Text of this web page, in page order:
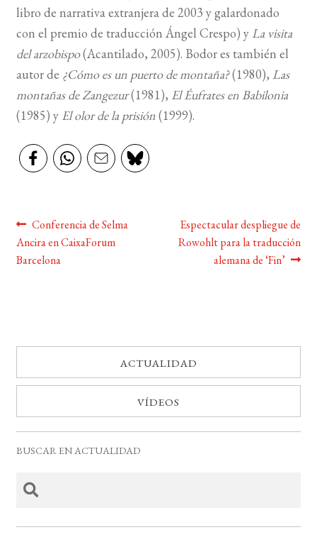
libro de narrativa extranjera de 2003 y galardonado
con el premio de traducción Ángel Crespo) y La visita
del arzobispo(Acantilado, 2005). Bodor es también el
autor de ¿Cómo es un puerto de montaña?(1980), Las
montañas de Zangezur(1981), El Éufrates en Babilonia
(1985) y El olor de la prisión(1999).
Navegación
de
Anterior:
Conferencia de Selma
Ancira en CaixaForum
Barcelona
Siguiente:
Espectacular despliegue de
Rowohlt para la traducción
alemana de ‘Fin’
ACTUALIDAD
VÍDEOS
BUSCAR EN ACTUALIDAD